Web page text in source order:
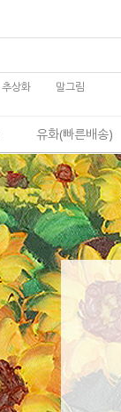
추상화 말그림
유화(빠른배송)